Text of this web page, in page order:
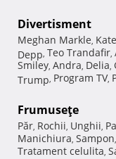
Divertisment
Meghan Markle,
Depp, Teo Trandafir,
Smiley, Andra, Delia,
Trump, Program TV,
Frumuseţe
Păr, Rochii, Unghii,
Manichiura, Sampon,
Tratament celulita,